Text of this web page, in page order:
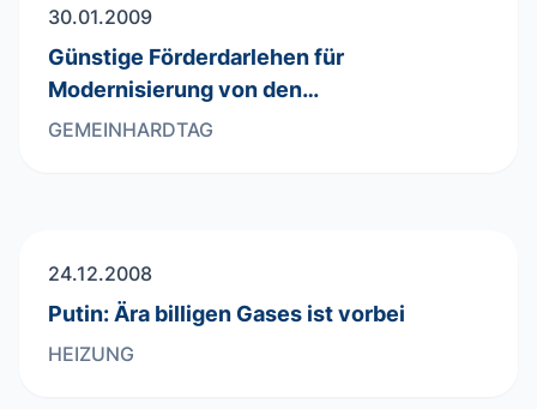
30.01.2009
Günstige Förderdarlehen für
Modernisierung von den…
GEMEINHARDTAG
24.12.2008
Putin: Ära billigen Gases ist vorbei
HEIZUNG